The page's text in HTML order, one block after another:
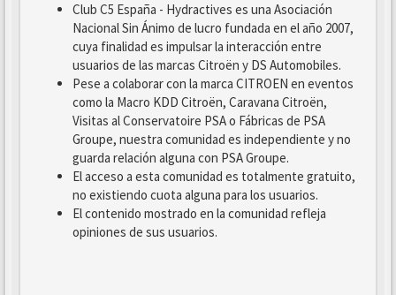
Club C5 España - Hydractives es una Asociación
Nacional Sin Ánimo de lucro fundada en el año 2007,
cuya finalidad es impulsar la interacción entre
usuarios de las marcas Citroën y DS Automobiles.
Pese a colaborar con la marca CITROEN en eventos
como la Macro KDD Citroën, Caravana Citroën,
Visitas al Conservatoire PSA o Fábricas de PSA
Groupe, nuestra comunidad es independiente y no
guarda relación alguna con PSA Groupe.
El acceso a esta comunidad es totalmente gratuito,
no existiendo cuota alguna para los usuarios.
El contenido mostrado en la comunidad refleja
opiniones de sus usuarios.